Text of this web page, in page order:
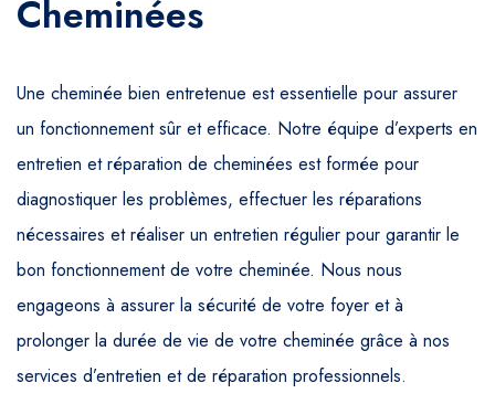
Cheminées
Une cheminée bien entretenue est essentielle pour assurer
un fonctionnement sûr et efficace. Notre équipe d’experts en
entretien et réparation de cheminées est formée pour
diagnostiquer les problèmes, effectuer les réparations
nécessaires et réaliser un entretien régulier pour garantir le
bon fonctionnement de votre cheminée. Nous nous
engageons à assurer la sécurité de votre foyer et à
prolonger la durée de vie de votre cheminée grâce à nos
services d’entretien et de réparation professionnels.